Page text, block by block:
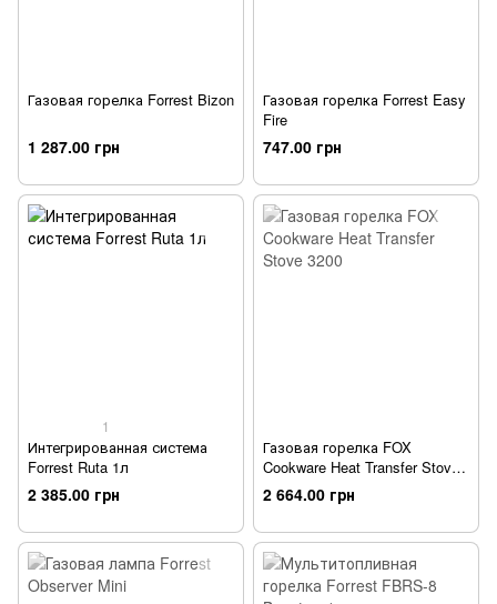
Газовая горелка Forrest Bizon
1 287.00 грн
Газовая горелка Forrest Easy
Fire
747.00 грн
1
Интегрированная система
Forrest Ruta 1л
2 385.00 грн
Газовая горелка FOX
Cookware Heat Transfer Stove
3200
2 664.00 грн